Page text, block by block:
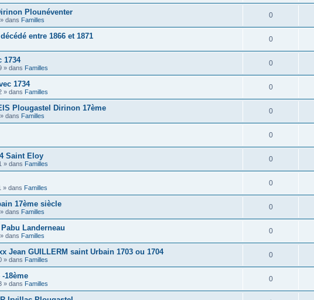
Plounéventer
» dans Familles
0
entre 1866 et 1871 0
1734
» dans Familles
0
1734
» dans Familles
0
Plougastel Dirinon 17ème
» dans Familles
0
0
Saint Eloy
» dans Familles
0
» dans Familles
0
17ème siècle
» dans Familles
0
Landerneau
» dans Familles
0
Jean GUILLERM saint Urbain 1703 ou 1704
» dans Familles
0
18ème
» dans Familles
0